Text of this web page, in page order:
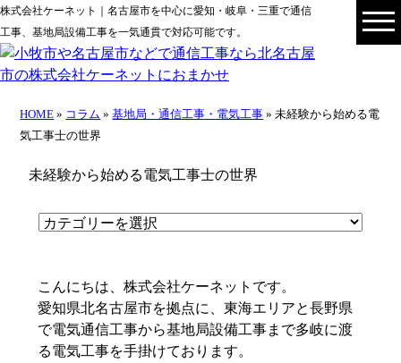
株式会社ケーネット｜名古屋市を中心に愛知・岐阜・三重で通信
工事、基地局設備工事を一気通貫で対応可能です。
HOME » コラム »基地局・通信工事・電気工事 » 未経験から始める電
気工事士の世界
未経験から始める電気工事士の世界
こんにちは、株式会社ケーネットです。
愛知県北名古屋市を拠点に、東海エリアと長野県
で電気通信工事から基地局設備工事まで多岐に渡
る電気工事を手掛けております。